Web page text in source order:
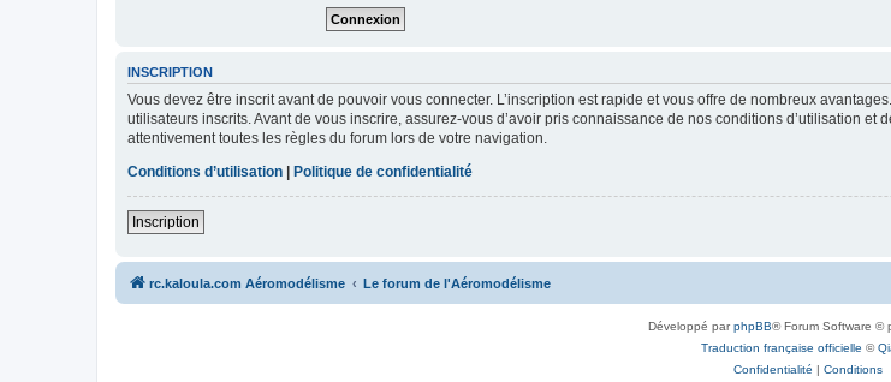
INSCRIPTION
Vous devez être inscrit avant de pouvoir vous connecter. L’inscription est rapide et vous offre de nombreux
utilisateurs inscrits. Avant de vous inscrire, assurez-vous d’avoir pris connaissance de nos conditions d’utilisation
attentivement toutes les règles du forum lors de votre navigation.
Conditions d’utilisation
Politique de confidentialité
Inscription
rc.kaloula.com Aéromodélisme Le forum de l'Aéromodélisme
Développé parphpBB® Forum Software ©
Traduction française officielle ©
Confidentialité | Conditions